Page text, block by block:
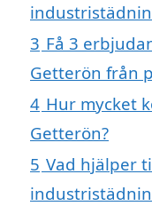
3 Få 3
Getterön från
4 Hur mycket
Getterön?
5 Vad hjälper